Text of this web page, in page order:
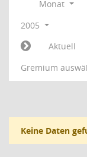
Monat
2005
Aktuell
Gremium
Keine Daten